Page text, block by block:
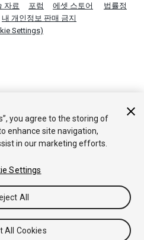
자료 포럼 에셋 스토어
법률정
내 개인정보 판매 금지
Settings)
you agree to the storing of
enhance site navigation,
in our marketing efforts.
Settings
All
All Cookies